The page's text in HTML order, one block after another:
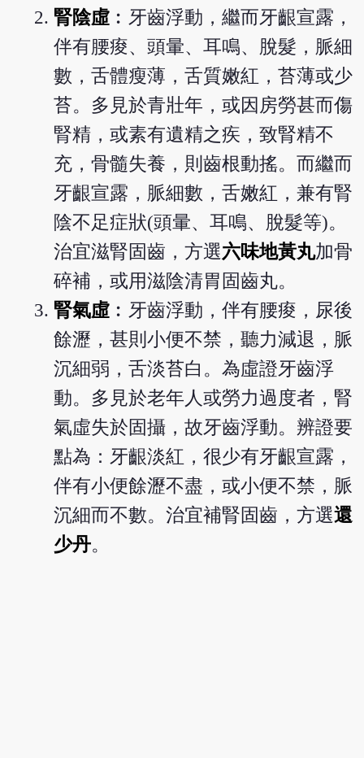
腎陰虛 ︰牙齒浮動，繼而牙齦宣露，
伴有腰痠、頭暈、耳鳴、脫髮，脈細
數，舌體瘦薄，舌質嫩紅，苔薄或少
苔。多見於青壯年，或因房勞甚而傷
腎精，或素有遺精之疾，致腎精不
充，骨髓失養，則齒根動搖。而繼而
牙齦宣露，脈細數，舌嫩紅，兼有腎
陰不足症狀(頭暈、耳鳴、脫髮等)。
治宜滋腎固齒，方選六味地黃丸加骨
碎補，或用滋陰清胃固齒丸。
腎氣虛 ︰牙齒浮動，伴有腰痠，尿後
餘瀝，甚則小便不禁，聽力減退，脈
沉細弱，舌淡苔白。為虛證牙齒浮
動。多見於老年人或勞力過度者，腎
氣虛失於固攝，故牙齒浮動。辨證要
點為：牙齦淡紅，很少有牙齦宣露，
伴有小便餘瀝不盡，或小便不禁，脈
沉細而不數。治宜補腎固齒，方選還
少丹。